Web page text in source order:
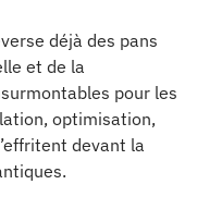
déjà des pans
et de la
pour les
optimisation,
devant la